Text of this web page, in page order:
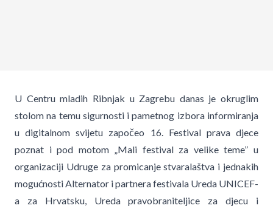
U Centru mladih Ribnjak u Zagrebu danas je okruglim
stolom na temu sigurnosti i pametnog izbora informiranja
u digitalnom svijetu započeo 16. Festival prava djece
poznat i pod motom „Mali festival za velike teme” u
organizaciji Udruge za promicanje stvaralaštva i jednakih
mogućnosti Alternator i partnera festivala Ureda UNICEF-
a za Hrvatsku, Ureda pravobraniteljice za djecu i